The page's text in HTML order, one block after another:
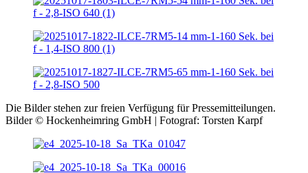
Die Bilder stehen zur freien Verfügung für Pressemitteilungen.
Bilder © Hockenheimring GmbH | Fotograf: Torsten Karpf